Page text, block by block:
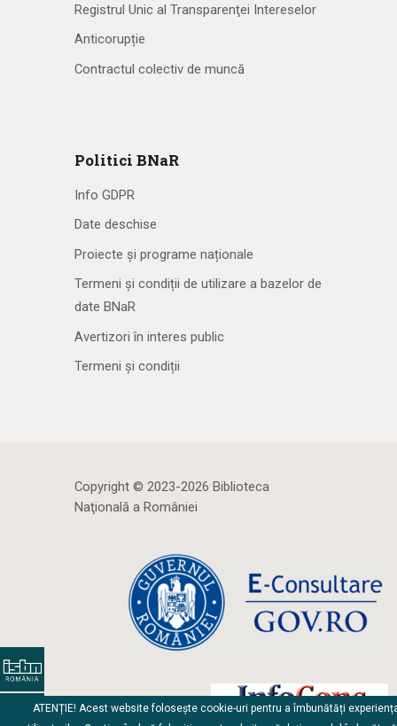
Registrul Unic al Transparenţei Intereselor
Anticorupție
Contractul colectiv de muncă
Politici BNaR
Info GDPR
Date deschise
Proiecte și programe naționale
Termeni și condiții de utilizare a bazelor de
date BNaR
Avertizori în interes public
Termeni și condiții
Copyright © 2023-2026 Biblioteca
Naţională a României
ATENȚIE! Acest website folosește cookie-uri pentru a îmbunătăți